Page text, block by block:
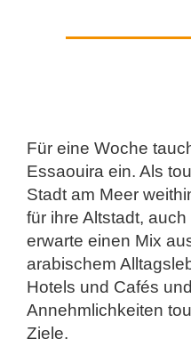
Für eine Woche
Essaouira ein. Als
Stadt am Meer
für ihre Altstadt,
erwarte einen Mix
arabischem
Hotels und Cafés
Annehmlichkeiten
Ziele.